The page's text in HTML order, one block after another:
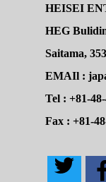
HEISEI
HEG
Saitama,
EMAIl :
Tel : +81-
Fax : +81-